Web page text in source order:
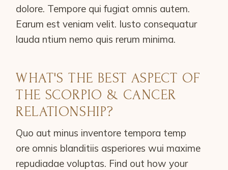
dolore. Tempore qui fugiat omnis autem.
Earum est veniam velit. Iusto consequatur
lauda ntium nemo quis rerum minima.
WHAT'S THE BEST ASPECT OF
THE SCORPIO & CANCER
RELATIONSHIP?
Quo aut minus inventore tempora temp
ore omnis blanditiis asperiores wui maxime
repudiadae voluptas. Find out how your